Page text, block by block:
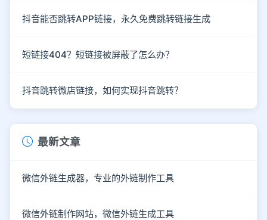
抖音能否跳转APP链接，永久免费跳转链接生成
短链接404？短链接被屏蔽了怎么办？
抖音跳转微店链接，如何实现抖音跳转？
最新文章
微信外链生成器，专业的外链制作工具
微信外链制作网站，微信外链生成工具